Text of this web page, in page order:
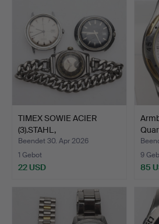
TIMEX SOWIE ACIER
(3).STAHL,
ARMBANDUHREN …
Beendet 30. Apr 2026
1 Gebot
22 USD
9
85